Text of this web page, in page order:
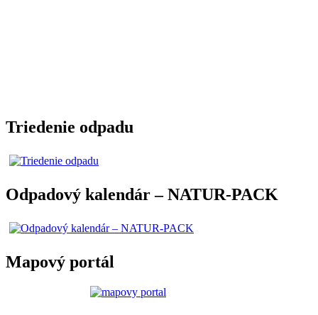
Triedenie odpadu
Odpadový kalendár – NATUR-PACK
Mapový portál